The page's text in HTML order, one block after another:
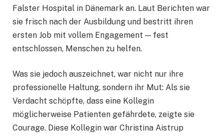
Falster Hospital in Dänemark an. Laut Berichten war
sie frisch nach der Ausbildung und bestritt ihren
ersten Job mit vollem Engagement — fest
entschlossen, Menschen zu helfen.
Was sie jedoch auszeichnet, war nicht nur ihre
professionelle Haltung, sondern ihr Mut: Als sie
Verdacht schöpfte, dass eine Kollegin
möglicherweise Patienten gefährdete, zeigte sie
Courage. Diese Kollegin war Christina Aistrup